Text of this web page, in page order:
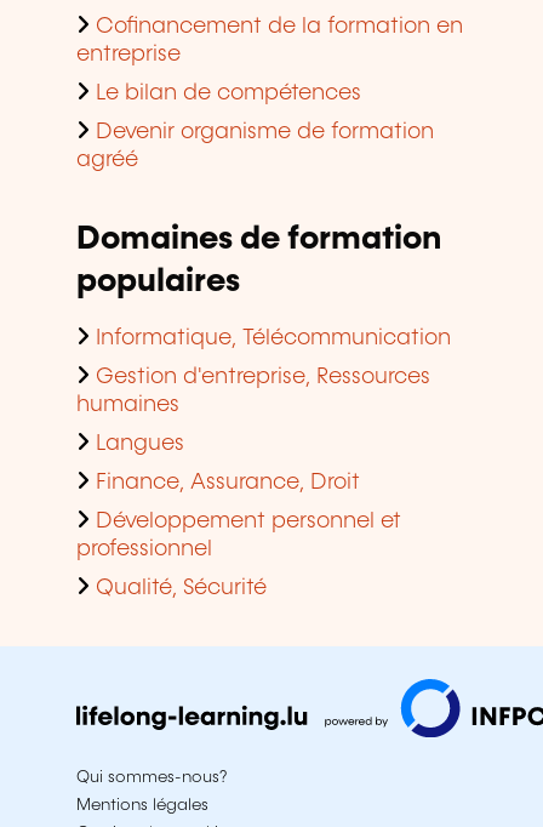
Cofinancement de la formation en
entreprise
Le bilan de compétences
Devenir organisme de formation
agréé
Domaines de formation
populaires
Informatique, Télécommunication
Gestion d'entreprise, Ressources
humaines
Langues
Finance, Assurance, Droit
Développement personnel et
professionnel
Qualité, Sécurité
Qui sommes-nous?
Mentions légales